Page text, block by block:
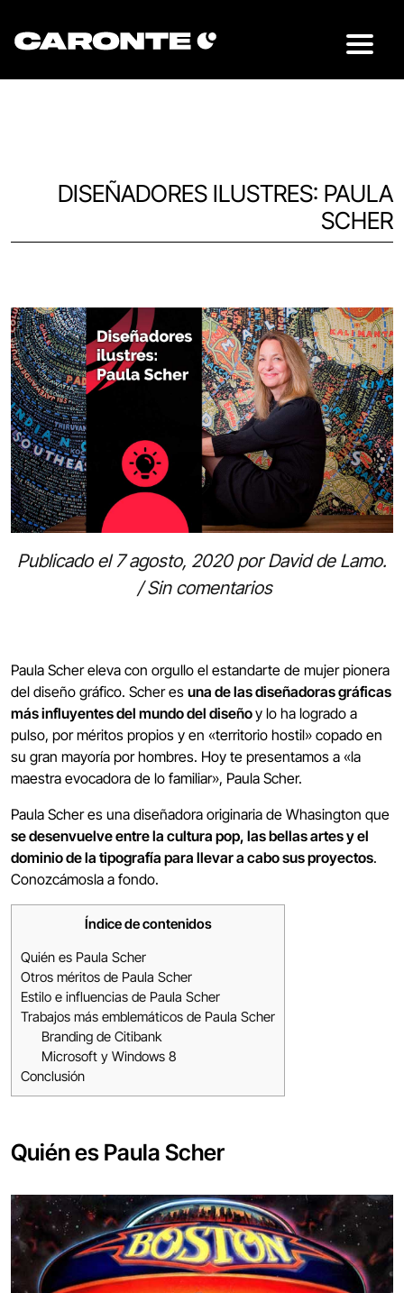
DISEÑADORES ILUSTRES: PAULA
SCHER
Publicado el7 agosto, 2020porDavid de Lamo.
/Sin comentarios
Paula Scher eleva con orgullo el estandarte de mujer pionera
del diseño gráfico. Scher es una de las diseñadoras gráficas
más influyentes del mundo del diseñoy lo ha logrado a
pulso, por méritos propios y en «territorio hostil» copado en
su gran mayoría por hombres. Hoy te presentamos a «la
maestra evocadora de lo familiar», Paula Scher.
Paula Scher es una diseñadora originaria de Whasington que
se desenvuelve entre la cultura pop, las bellas artes y el
dominio de la tipografía para llevar a cabo sus proyectos.
Conozcámosla a fondo.
Índice de contenidos
Quién es Paula Scher
Otros méritos de Paula Scher
Estilo e influencias de Paula Scher
Trabajos más emblemáticos de Paula Scher
Branding de Citibank
Microsoft y Windows 8
Conclusión
Quién es Paula Scher